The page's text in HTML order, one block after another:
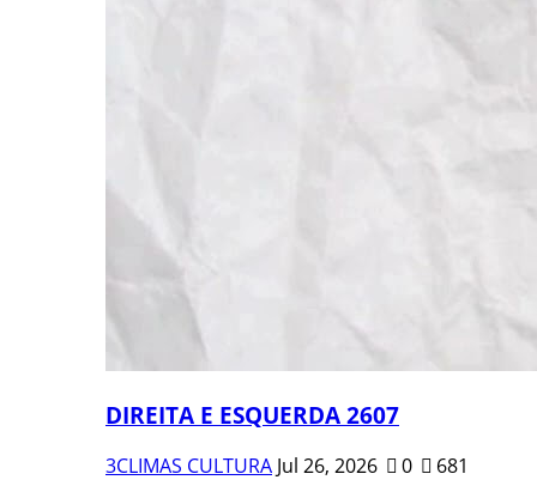
DIREITA E ESQUERDA 2607
3CLIMAS CULTURA Jul 26, 2026 0
681